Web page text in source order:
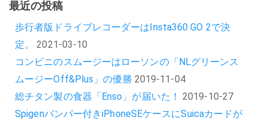
最近の投稿
歩行者版ドライブレコーダーはInsta360 GO 2で決
定。
2021-03-10
コンビニのスムージーはローソンの「NLグリーンス
ムージーOff&Plus」の優勝 2019-11-04
総チタン製の食器「Enso」が届いた！ 2019-10-27
Spigenバンパー付きiPhoneSEケースにSuicaカードが